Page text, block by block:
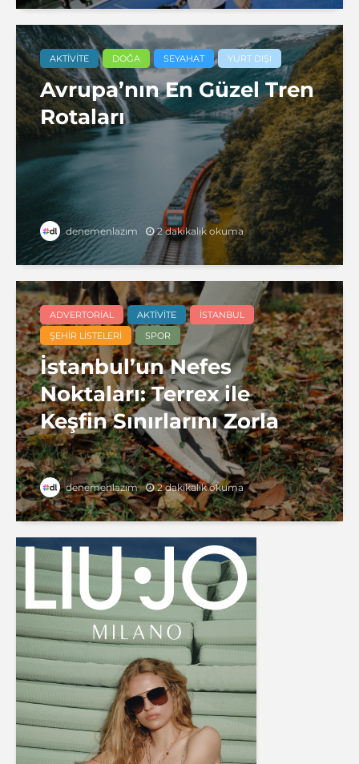
AKTIVITE DOĞA SEYAHAT YURT DIŞI
Avrupa’nın En Güzel Tren
Rotaları
denemenlazım 2 dakikalık okuma
ADVERTORIAL AKTIVITE
İSTANBUL
ŞEHIR LISTELERI
SPOR
İstanbul’un Nefes
Noktaları: Terrex ile
Keşfin Sınırlarını Zorla
denemenlazım 2 dakikalık okuma